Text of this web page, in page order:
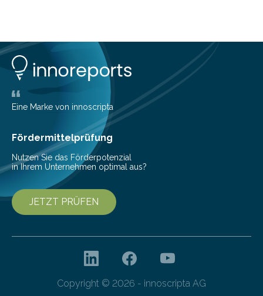
nur noch in zwei Ländern endemisch. Bis das Virus
weltweit ausgerottet ist, ist aber auch in Deutschland
ein Impfschutz wichtig, da das Virus jederzeit wieder
eingeschleppt werden könnte. Epidemiolog:innen des
Helmholtz-Zentrums für Infektionsforschung (HZI)
haben nun gezeigt, dass viele…
Eine Marke von innoscripta
Fördermittelprüfung
Nutzen Sie das Förderpotenzial
in Ihrem Unternehmen optimal aus?
JETZT PRÜFEN
Copyright © 2026 - innoscripta AG